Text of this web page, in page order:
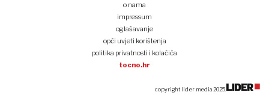
o nama
impressum
oglašavanje
opći uvjeti korištenja
politika privatnosti i kolačića
tocno.hr
copyright lider media 2025.